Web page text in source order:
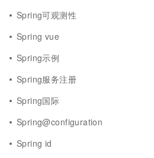
Spring可观测性
Spring vue
Spring示例
Spring服务注册
Spring国际
Spring@configuration
Spring id